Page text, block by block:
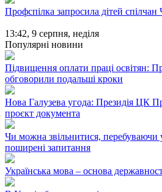
Профспілка запросила дітей
13:42, 9 серпня, неділя
Популярні новини
Підвищення оплати праці освітян:
обговорили подальші кроки
Нова Галузева угода: Президія ЦК
проєкт документа
Чи можна звільнитися, перебуваючи у
поширені запитання
Українська мова – основа